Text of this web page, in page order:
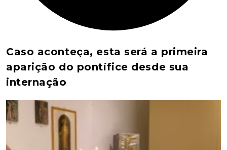
Caso aconteça, esta será a primeira
aparição do pontífice desde sua
internação